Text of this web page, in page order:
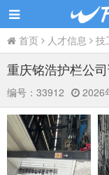
首页 人才信息 技
重庆铭浩护栏公
编号： 33912 2026